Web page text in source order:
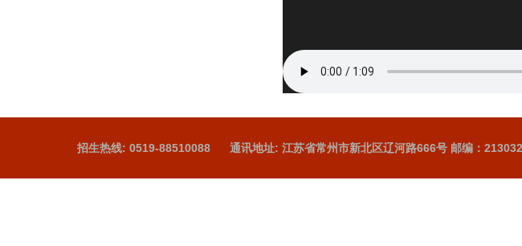
招生热线: 0519-88510088 通讯地址: 江苏省常州市新北区辽河路666号 邮编：213032